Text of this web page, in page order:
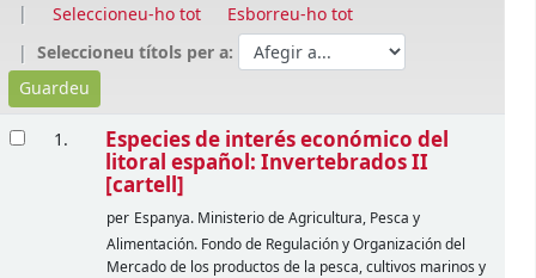
Seleccioneu-ho tot
Esborreu-ho tot
Seleccioneu títols per a:
1. Especies de interés económico del
litoral español: Invertebrados II
[cartell]
per Espanya. Ministerio de Agricultura, Pesca y
Alimentación. Fondo de Regulación y Organización del
Mercado de los productos de la pesca, cultivos marinos y